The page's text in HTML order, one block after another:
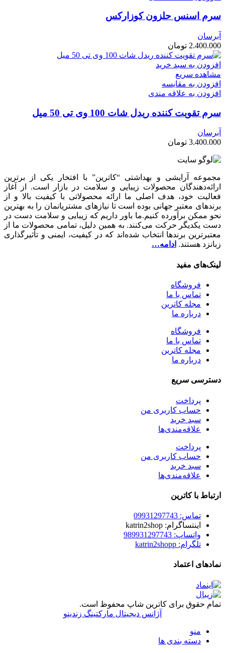
سرم اسنس حلزون کوزارکس
آبرسان
2.400.000 تومان
افزودن به سبد خرید
مشاهده سریع
افزودن به مقایسه
افزودن به علاقه مندی
سرم تقویت کننده ریدل شات 100 وی تی 50 میل
آبرسان
3.400.000 تومان
مجموعه آرایشی و بهداشتی “کاترین” با افتخار یکی از برترین
ارائه‌دهندگان محصولات زیبایی و سلامت در بازار است. از آغاز
فعالیت خود، هدف اصلی ما ارائه محصولاتی با کیفیت بالا و از
برندهای معتبر جهانی بوده است تا نیازهای مشتریانمان را به بهترین
نحو ممکن برآورده کنیم.ما باور داریم که زیبایی و سلامت دست در
دست یکدیگر حرکت می‌کنند. به همین دلیل، تمامی محصولات ما از
معتبرترین برندها انتخاب شده‌اند که در کیفیت، ایمنی و تأثیرگذاری
زبانزد هستند. ادامه…
لینک‎‌های مفید
فروشگاه
تماس با ما
مجله کاترین
درباره ما
فروشگاه
تماس با ما
مجله کاترین
درباره ما
دسترسی سریع
پرداخت
حساب کاربری من
سبد خرید
علاقه‌مندی‌ها
پرداخت
حساب کاربری من
سبد خرید
علاقه‌مندی‌ها
ارتباط با کاترین
تماس: 09931297743
اینتساگرام: katrin2shop
واتساپ: 989931297743
تلگرام: katrin2shopp
نمادهای اعتماد
تمام حقوق برای کاترین شاپ محفوظ است.
آژانس دیجیتال مارکتینگ زندینو
منو
دسته بندی ها